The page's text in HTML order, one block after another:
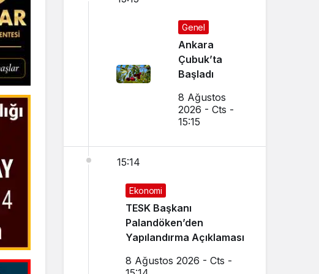
Genel
Ankara
Çubuk’ta
Başladı
8 Ağustos
2026 - Cts -
15:15
15:14
Ekonomi
TESK Başkanı
Palandöken’den
Yapılandırma Açıklaması
8 Ağustos 2026 - Cts -